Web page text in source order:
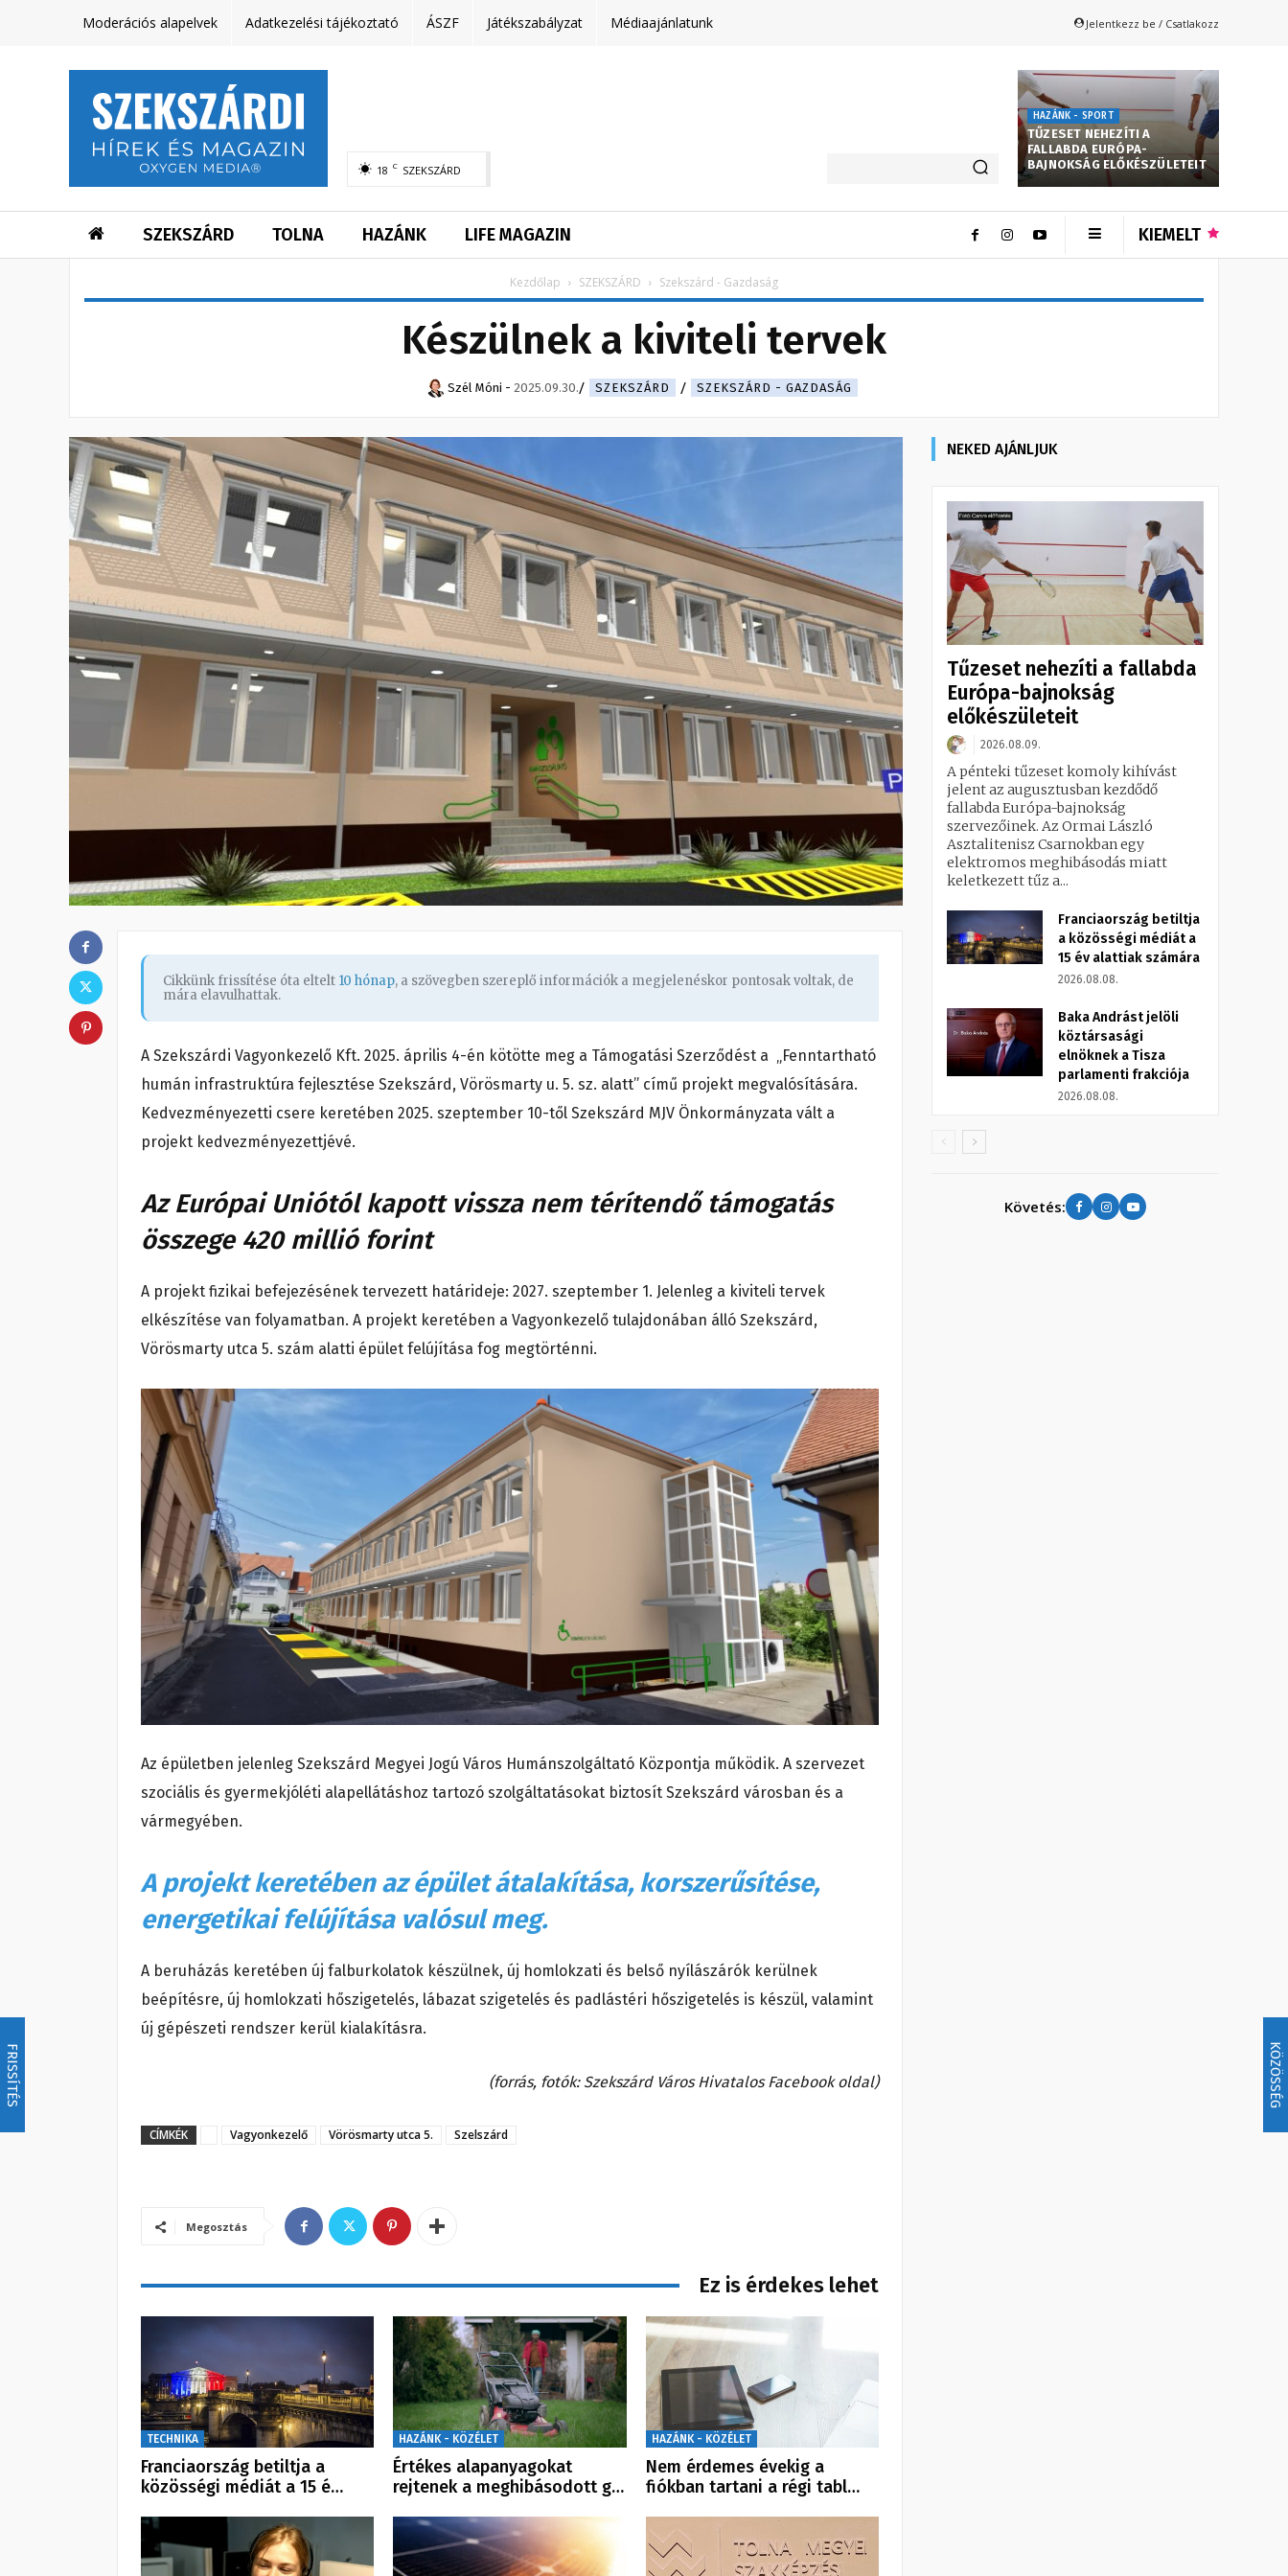
FRISSÍTÉS KÖZÖSSÉG
Moderációs alapelvek Adatkezelési tájékoztató ÁSZF Játékszabályzat Médiaajánlatunk Jelentkezz be / Csatlakozz
18 C SZEKSZÁRD
HAZÁNK - SPORT
TŰZESET NEHEZÍTI A
FALLABDA EURÓPA-
BAJNOKSÁG ELŐKÉSZÜLETEIT
SZEKSZÁRD TOLNA HAZÁNK LIFE MAGAZIN KIEMELT
Kezdőlap SZEKSZÁRD Szekszárd - Gazdaság
Készülnek a kiviteli tervek
Szél Móni - 2025.09.30. SZEKSZÁRD SZEKSZÁRD - GAZDASÁG
Cikkünk frissítése óta eltelt 10 hónap, a szövegben szereplő információk a megjelenéskor pontosak voltak, de
mára elavulhattak.
A Szekszárdi Vagyonkezelő Kft. 2025. április 4-én kötötte meg a Támogatási Szerződést a „Fenntartható
humán infrastruktúra fejlesztése Szekszárd, Vörösmarty u. 5. sz. alatt” című projekt megvalósítására.
Kedvezményezetti csere keretében 2025. szeptember 10-től Szekszárd MJV Önkormányzata vált a
projekt kedvezményezettjévé.
Az Európai Uniótól kapott vissza nem térítendő támogatás
összege 420 millió forint
A projekt fizikai befejezésének tervezett határideje: 2027. szeptember 1. Jelenleg a kiviteli tervek
elkészítése van folyamatban. A projekt keretében a Vagyonkezelő tulajdonában álló Szekszárd,
Vörösmarty utca 5. szám alatti épület felújítása fog megtörténni.
Az épületben jelenleg Szekszárd Megyei Jogú Város Humánszolgáltató Központja működik. A szervezet
szociális és gyermekjóléti alapellátáshoz tartozó szolgáltatásokat biztosít Szekszárd városban és a
vármegyében.
A projekt keretében az épület átalakítása, korszerűsítése,
energetikai felújítása valósul meg.
A beruházás keretében új falburkolatok készülnek, új homlokzati és belső nyílászárók kerülnek
beépítésre, új homlokzati hőszigetelés, lábazat szigetelés és padlástéri hőszigetelés is készül, valamint
új gépészeti rendszer kerül kialakításra.
(forrás, fotók: Szekszárd Város Hivatalos Facebook oldal)
CÍMKÉK Vagyonkezelő Vörösmarty utca 5. Szelszárd
Megosztás
Ez is érdekes lehet
TECHNIKA
Franciaország betiltja a
közösségi médiát a 15 é…
HAZÁNK - KÖZÉLET
Értékes alapanyagokat
rejtenek a meghibásodott g…
HAZÁNK - KÖZÉLET
Nem érdemes évekig a
fiókban tartani a régi tabl…
NEKED AJÁNLJUK
Tűzeset nehezíti a fallabda
Európa-bajnokság
előkészületeit
2026.08.09.
A pénteki tűzeset komoly kihívást
jelent az augusztusban kezdődő
fallabda Európa-bajnokság
szervezőinek. Az Ormai László
Asztalitenisz Csarnokban egy
elektromos meghibásodás miatt
keletkezett tűz a...
Franciaország betiltja
a közösségi médiát a
15 év alattiak számára
2026.08.08.
Baka Andrást jelöli
köztársasági
elnöknek a Tisza
parlamenti frakciója
2026.08.08.
Követés: